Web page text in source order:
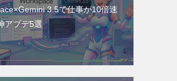
3.5で仕事が10倍速
アプデ5選